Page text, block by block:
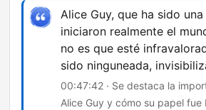
Alice Guy, que ha sido
iniciaron realmente el
no es que esté
sido ninguneada,
00:47:42 · Se destaca la
Alice Guy y cómo su papel fue